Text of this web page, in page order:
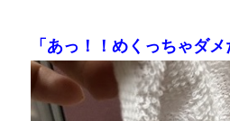
「あっ！！めくっちゃダメ